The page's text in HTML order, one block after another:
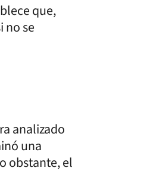
que,
no se
analizado
una
obstante, el